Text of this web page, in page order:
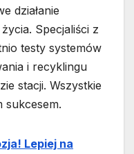
działanie
Specjaliści z
testy systemów
i recyklingu
stacji. Wszystkie
sukcesem.
Lepiej na